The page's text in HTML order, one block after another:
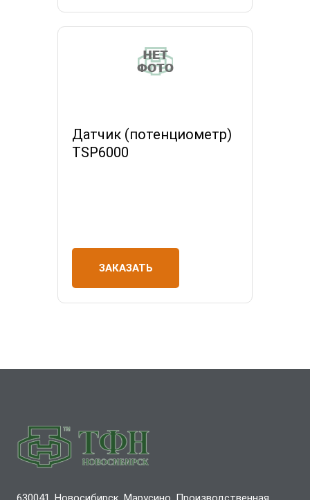
Датчик (потенциометр)
TSP6000
ЗАКАЗАТЬ